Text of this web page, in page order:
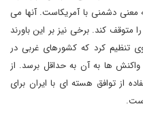
معنی دشمنی با آمریکاست. آنها می
متوقف کند. برخی نیز بر این باورند
تنظیم کرد که کشورهای غربی در
ها به آن به حداقل برسد. از
از توافق هسته ای با ایران برای